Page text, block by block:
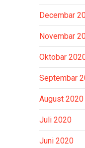
Decembar
Novembar
Oktobar
Septembar
August 2020
Juli 2020
Juni 2020